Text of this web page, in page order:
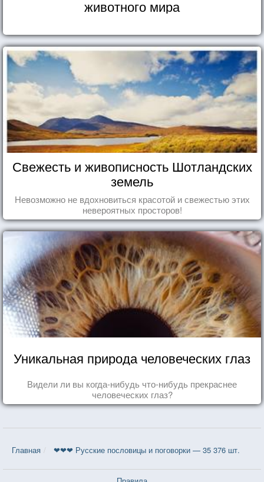
животного мира
Свежесть и живописность Шотландских
земель
Невозможно не вдохновиться красотой и свежестью этих
невероятных просторов!
Уникальная природа человеческих глаз
Видели ли вы когда-нибудь что-нибудь прекраснее
человеческих глаз?
Главная ❤❤❤ Русские пословицы и поговорки — 35 376 шт.